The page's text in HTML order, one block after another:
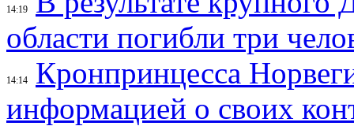
14:19
области погибли три
14:14
Кронпринцесса
информацией о своих